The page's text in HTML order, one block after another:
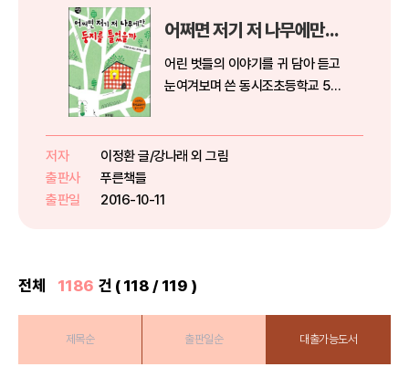
어쩌면 저기 저 나무에만 둥지를 틀었을까
어린 벗들의 이야기를 귀 담아 듣고
눈여겨보며 쓴 동시조초등학교 5
다듬었을까?, 고추잠자리는 왜 교
저자
이정환 글/강나래 외 그림
출판사
푸른책들
출판일
2016-10-11
전체 1186 건 ( 118 / 119 )
제목순 출판일순 대출가능도서